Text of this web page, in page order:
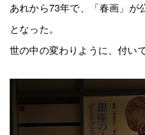
あれから73年で、「春画」が
となった。
世の中の変わりように、付い